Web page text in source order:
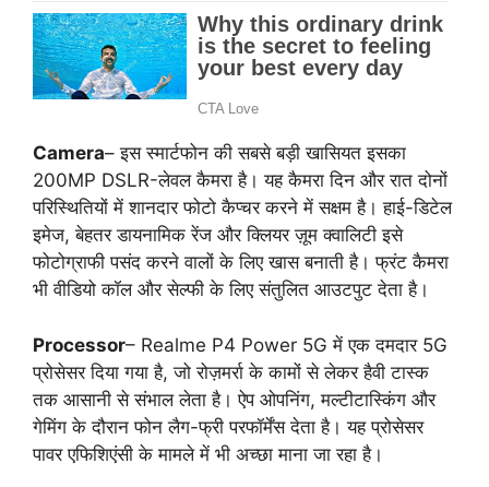
Camera– इस स्मार्टफोन की सबसे बड़ी खासियत इसका
200MP DSLR-लेवल कैमरा है। यह कैमरा दिन और रात दोनों
परिस्थितियों में शानदार फोटो कैप्चर करने में सक्षम है। हाई-डिटेल
इमेज, बेहतर डायनामिक रेंज और क्लियर ज़ूम क्वालिटी इसे
फोटोग्राफी पसंद करने वालों के लिए खास बनाती है। फ्रंट कैमरा
भी वीडियो कॉल और सेल्फी के लिए संतुलित आउटपुट देता है।
Processor– Realme P4 Power 5G में एक दमदार 5G
प्रोसेसर दिया गया है, जो रोज़मर्रा के कामों से लेकर हैवी टास्क
तक आसानी से संभाल लेता है। ऐप ओपनिंग, मल्टीटास्किंग और
गेमिंग के दौरान फोन लैग-फ्री परफॉर्मेंस देता है। यह प्रोसेसर
पावर एफिशिएंसी के मामले में भी अच्छा माना जा रहा है।